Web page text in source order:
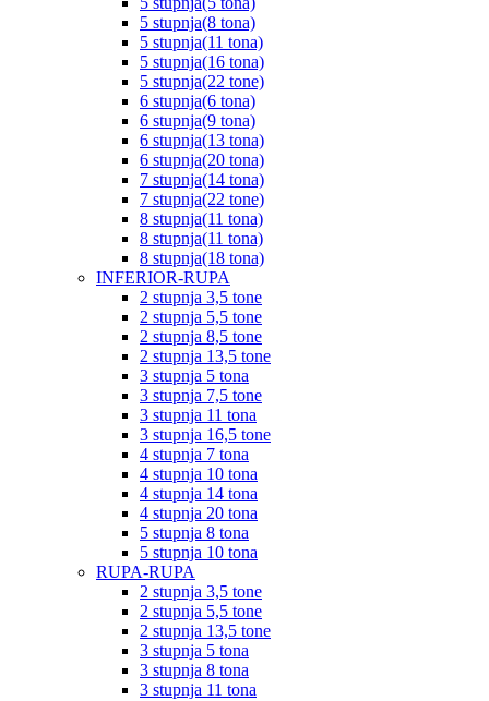
5 stupnja(8 tona)
5 stupnja(11 tona)
5 stupnja(16 tona)
5 stupnja(22 tone)
6 stupnja(6 tona)
6 stupnja(9 tona)
6 stupnja(13 tona)
6 stupnja(20 tona)
7 stupnja(14 tona)
7 stupnja(22 tone)
8 stupnja(11 tona)
8 stupnja(11 tona)
8 stupnja(18 tona)
INFERIOR-RUPA
2 stupnja 3,5 tone
2 stupnja 5,5 tone
2 stupnja 8,5 tone
2 stupnja 13,5 tone
3 stupnja 5 tona
3 stupnja 7,5 tone
3 stupnja 11 tona
3 stupnja 16,5 tone
4 stupnja 7 tona
4 stupnja 10 tona
4 stupnja 14 tona
4 stupnja 20 tona
5 stupnja 8 tona
5 stupnja 10 tona
RUPA-RUPA
2 stupnja 3,5 tone
2 stupnja 5,5 tone
2 stupnja 13,5 tone
3 stupnja 5 tona
3 stupnja 8 tona
3 stupnja 11 tona